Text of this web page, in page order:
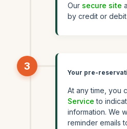
Our secure site
by credit or
3
Your pre-
At any time, you
Service to
information. We
reminder emails